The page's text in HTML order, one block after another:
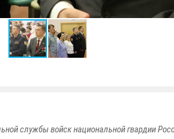
службы войск национальной гвардии